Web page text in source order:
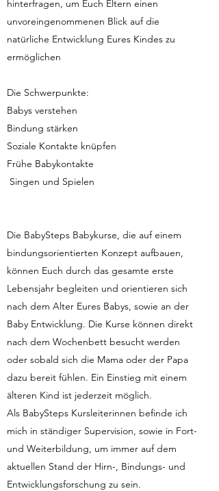
hinterfragen, um Euch Eltern einen
unvoreingenommenen Blick auf die
natürliche Entwicklung Eures Kindes zu
ermöglichen
Die Schwerpunkte:
Babys verstehen
Bindung stärken
Soziale Kontakte knüpfen
Frühe Babykontakte
Singen und Spielen
Die BabySteps Babykurse, die auf einem
bindungsorientierten Konzept aufbauen,
können Euch durch das gesamte erste
Lebensjahr begleiten und orientieren sich
nach dem Alter Eures Babys, sowie an der
Baby Entwicklung. Die Kurse können direkt
nach dem Wochenbett besucht werden
oder sobald sich die Mama oder der Papa
dazu bereit fühlen. Ein Einstieg mit einem
älteren Kind ist jederzeit möglich.
Als BabySteps Kursleiterinnen befinde ich
mich in ständiger Supervision, sowie in Fort-
und Weiterbildung, um immer auf dem
aktuellen Stand der Hirn-, Bindungs- und
Entwicklungsforschung zu sein.